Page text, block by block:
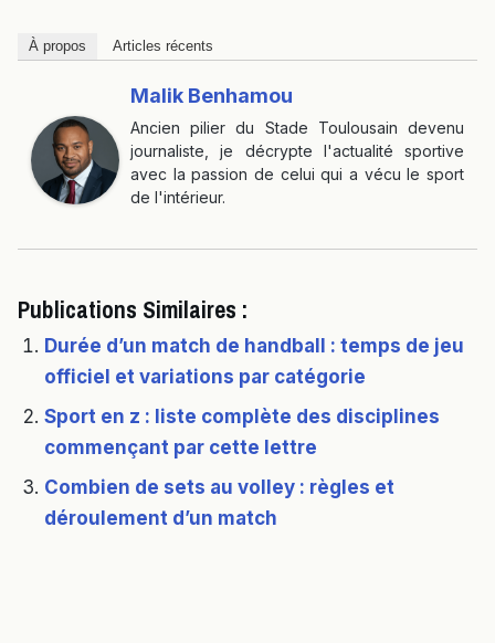
À propos Articles récents
Malik Benhamou
Ancien pilier du Stade Toulousain devenu
journaliste, je décrypte l'actualité sportive
avec la passion de celui qui a vécu le sport
de l'intérieur.
Publications Similaires :
Durée d’un match de handball : temps de jeu
officiel et variations par catégorie
Sport en z : liste complète des disciplines
commençant par cette lettre
Combien de sets au volley : règles et
déroulement d’un match